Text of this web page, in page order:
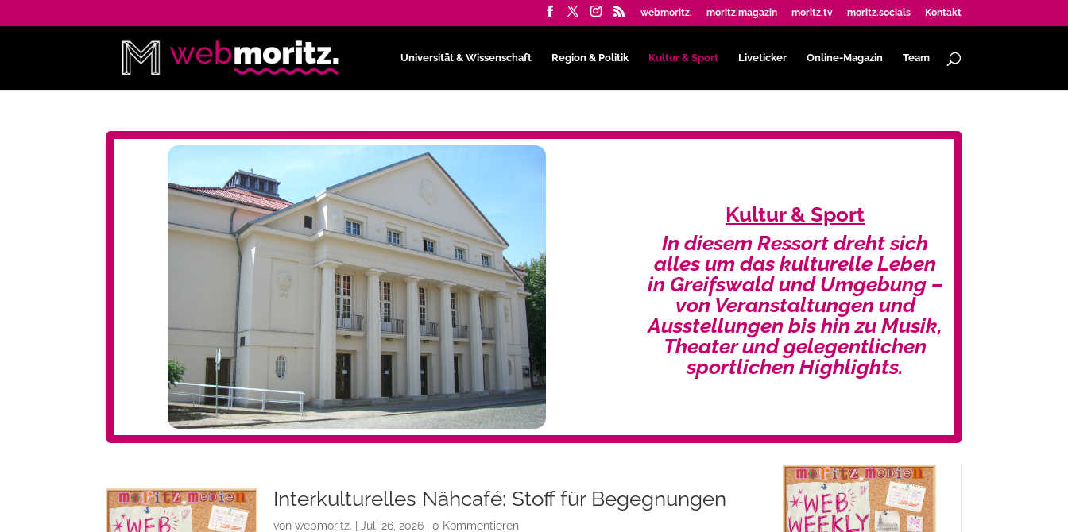
webmoritz. moritz.magazin moritz.tv moritz.socials Kontakt
Universität & Wissenschaft Region & Politik Kultur & Sport Liveticker Online-Magazin Team
Kultur & Sport
In diesem Ressort dreht sich
alles um das kulturelle Leben
in Greifswald und Umgebung –
von Veranstaltungen und
Ausstellungen bis hin zu Musik,
Theater und gelegentlichen
sportlichen Highlights.
Interkulturelles Nähcafé: Stoff für Begegnungen
vonwebmoritz. |Juli 26, 2026 | 0 Kommentieren